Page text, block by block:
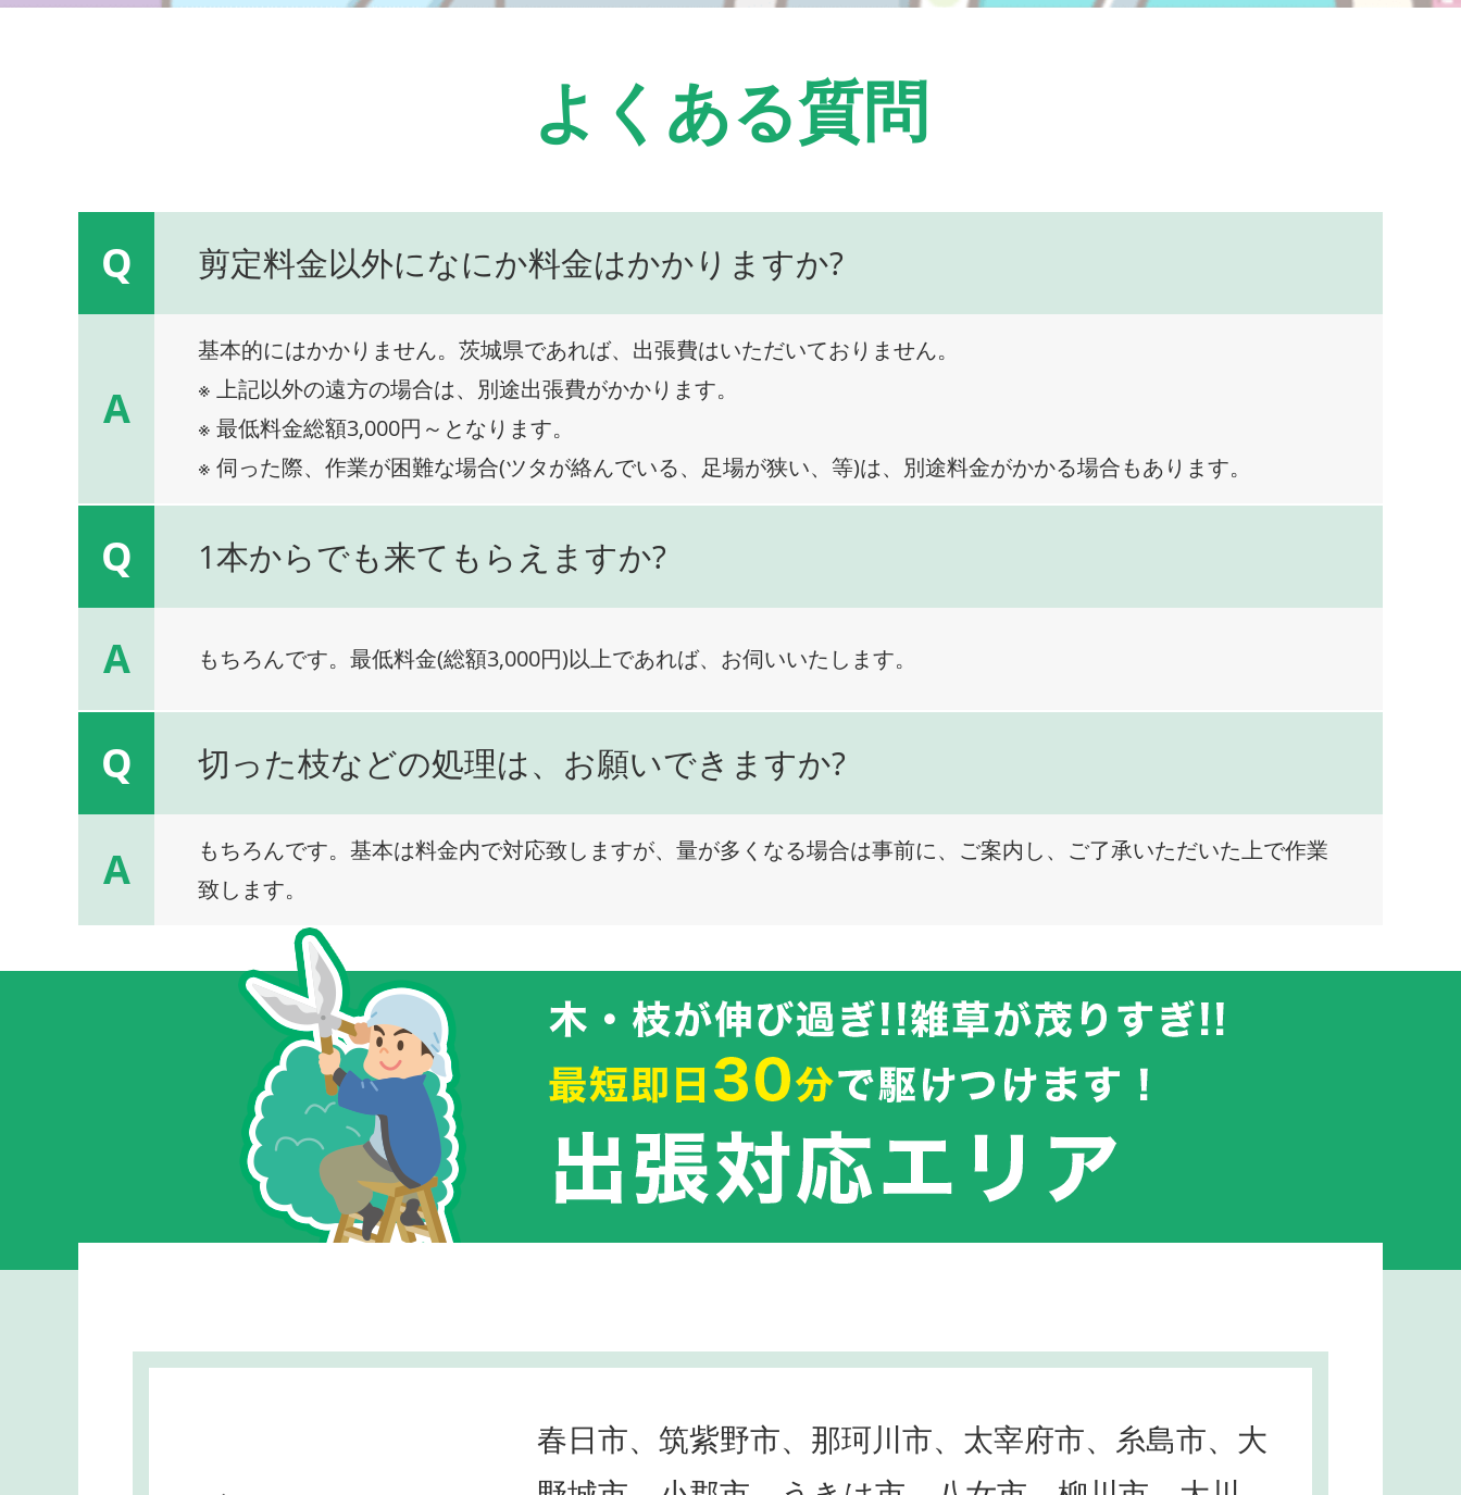
よくある質問
Q 剪定料金以外になにか料金はかかりますか?
A
基本的にはかかりません。茨城県であれば、出張費はいただいておりません。
※ 上記以外の遠方の場合は、別途出張費がかかります。
※ 最低料金総額3,000円～となります。
※ 伺った際、作業が困難な場合(ツタが絡んでいる、足場が狭い、等)は、別途料金がかかる場合もあります。
Q 1本からでも来てもらえますか?
A もちろんです。最低料金(総額3,000円)以上であれば、お伺いいたします。
Q 切った枝などの処理は、お願いできますか?
A
もちろんです。基本は料金内で対応致しますが、量が多くなる場合は事前に、ご案内し、ご了承いただいた上で作業
致します。
春日市、筑紫野市、那珂川市、太宰府市、糸島市、大